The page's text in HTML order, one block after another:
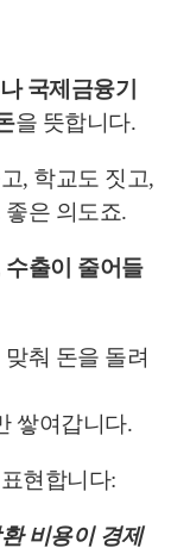
국제금융기
을 뜻합니다.
, 학교도 짓고,
은 의도죠.
출이 줄어들
춰 돈을 돌려
쌓여갑니다.
현합니다:
비용이 경제